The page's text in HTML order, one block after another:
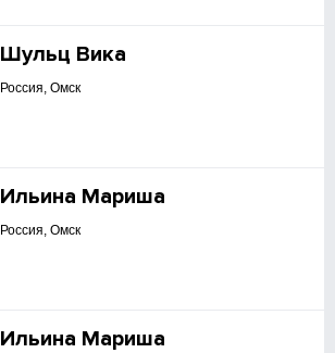
Шульц Вика
Россия, Омск
Ильина Мариша
Россия, Омск
Ильина Мариша